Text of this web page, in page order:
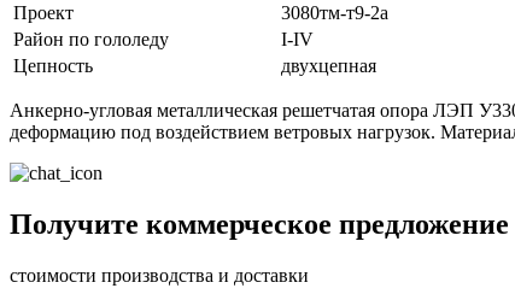
Проект
3080тм-т9-2а
Район по гололеду
I-IV
Цепность
двухцепная
Анкерно-угловая металлическая решетчатая опора ЛЭП
деформацию под воздействием ветровых нагрузок.
Получите коммерческое предложение
стоимости производства и доставки